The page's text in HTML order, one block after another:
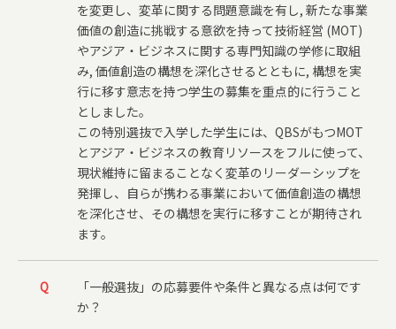
を変更し、変革に関する問題意識を有し, 新たな事業
価値の創造に挑戦する意欲を持って技術経営 (MOT)
やアジア・ビジネスに関する専門知識の学修に取組
み, 価値創造の構想を深化させるとともに, 構想を実
行に移す意志を持つ学生の募集を重点的に行うこと
としました。
この特別選抜で入学した学生には、QBSがもつMOT
とアジア・ビジネスの教育リソースをフルに使って、
現状維持に留まることなく変革のリーダーシップを
発揮し、自らが携わる事業において価値創造の構想
を深化させ、その構想を実行に移すことが期待され
ます。
Q
「一般選抜」の応募要件や条件と異なる点は何です
か？